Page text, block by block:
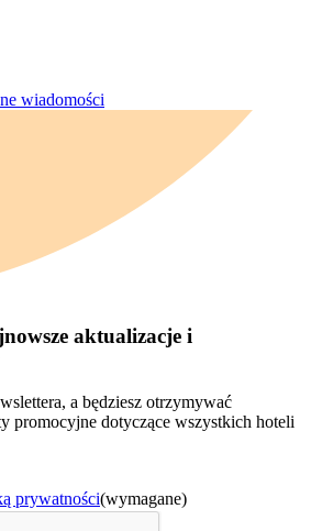
wiadomości
aktualizacje i
a będziesz otrzymywać
promocyjne dotyczące wszystkich hoteli
prywatności(wymagane)